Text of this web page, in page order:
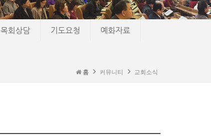
목회상담 기도요청 예화자료
홈 커뮤니티 교회소식